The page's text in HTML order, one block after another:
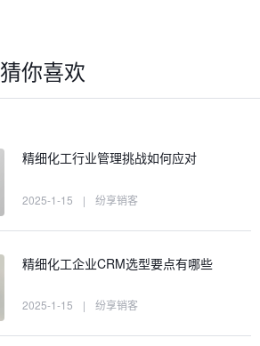
猜你喜欢
精细化工行业管理挑战如何应对
2025-1-15 | 纷享销客
精细化工企业CRM选型要点有哪些
2025-1-15 | 纷享销客